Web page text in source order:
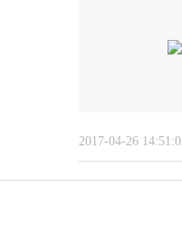
2017-04-26